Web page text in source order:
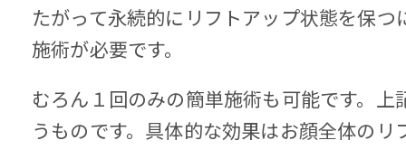
たがって永続的にリフトアップ状態を保
施術が必要です。
むろん１回のみの簡単施術も可能です。
うものです。具体的な効果はお顔全体のリ